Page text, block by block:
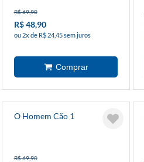
R$ 69,90
R$ 48,90
ou 2x de R$ 24,45 sem juros
O Homem Cão 1
R$ 69,90